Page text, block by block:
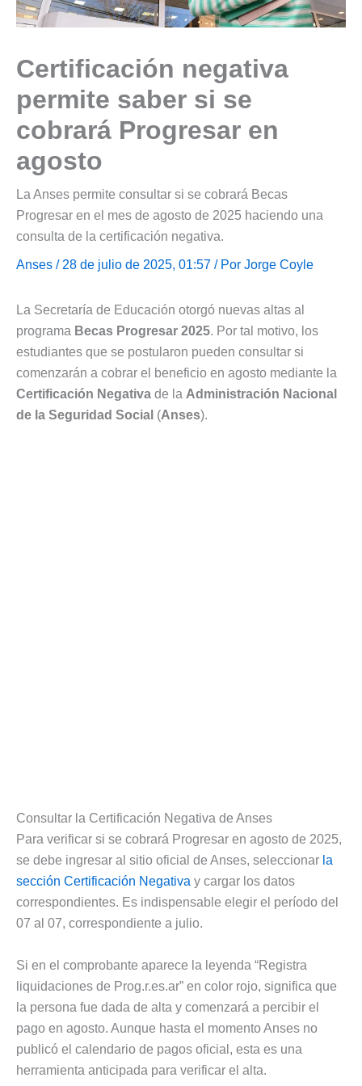
Certificación negativa
permite saber si se
cobrará Progresar en
agosto
La Anses permite consultar si se cobrará Becas
Progresar en el mes de agosto de 2025 haciendo una
consulta de la certificación negativa.
Anses / 28 de julio de 2025, 01:57 / Por Jorge Coyle
La Secretaría de Educación otorgó nuevas altas al
programa Becas Progresar 2025. Por tal motivo, los
estudiantes que se postularon pueden consultar si
comenzarán a cobrar el beneficio en agosto mediante la
Certificación Negativa de la Administración Nacional
de la Seguridad Social (Anses).
Consultar la Certificación Negativa de Anses
Para verificar si se cobrará Progresar en agosto de 2025,
se debe ingresar al sitio oficial de Anses, seleccionar la
sección Certificación Negativa y cargar los datos
correspondientes. Es indispensable elegir el período del
07 al 07, correspondiente a julio.
Si en el comprobante aparece la leyenda “Registra
liquidaciones de Prog.r.es.ar” en color rojo, significa que
la persona fue dada de alta y comenzará a percibir el
pago en agosto. Aunque hasta el momento Anses no
publicó el calendario de pagos oficial, esta es una
herramienta anticipada para verificar el alta.